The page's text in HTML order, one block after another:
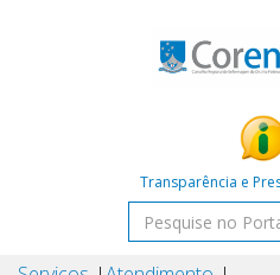
Transparência e